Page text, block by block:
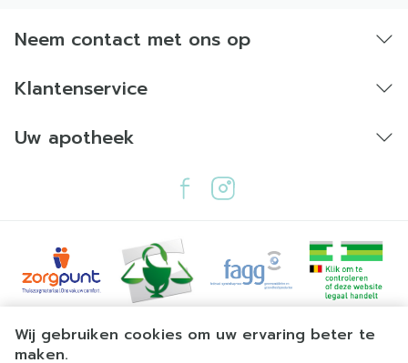
Wij gebruiken cookies om uw ervaring beter te
maken.
Neem contact met ons op
Klantenservice
Uw apotheek
Juridische links